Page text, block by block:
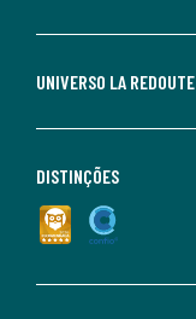
UNIVERSO LA REDOUTE
DISTINÇÕES